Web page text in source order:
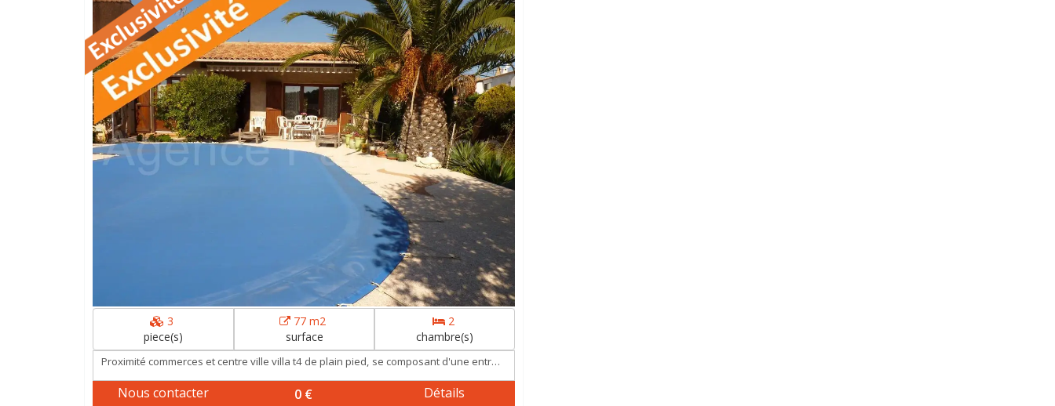
3
piece(s)
77 m2
surface
2
chambre(s)
Proximité commerces et centre ville villa t4 de plain pied, se composant d'une entrée,
chambres, salle de bains, toilettes, garage, beau terrain avec piscine. a visiter
Nous contacter 0 € Détails